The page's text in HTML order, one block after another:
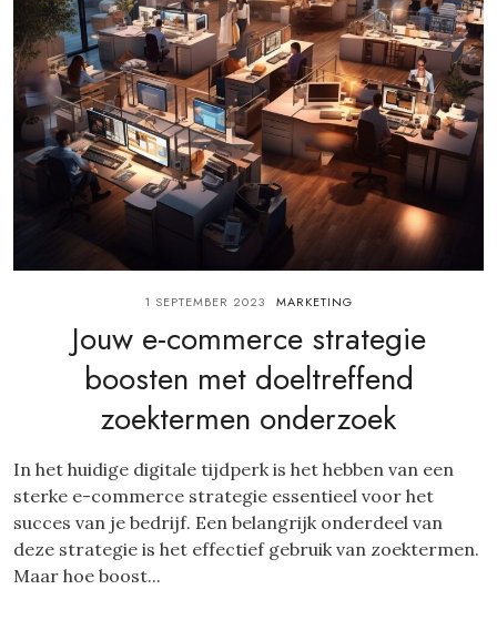
1 SEPTEMBER 2023 MARKETING
Jouw e-commerce strategie
boosten met doeltreffend
zoektermen onderzoek
In het huidige digitale tijdperk is het hebben van een
sterke e-commerce strategie essentieel voor het
succes van je bedrijf. Een belangrijk onderdeel van
deze strategie is het effectief gebruik van zoektermen.
Maar hoe boost...